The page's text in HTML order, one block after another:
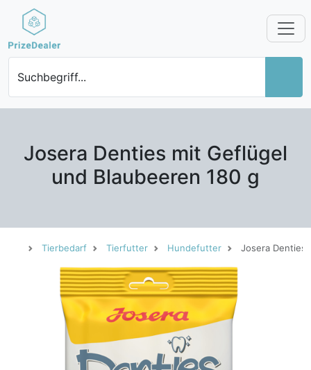
Suchbegriff...
Josera Denties mit Geflügel
und Blaubeeren 180 g
Tierbedarf Tierfutter Hundefutter Josera Denties